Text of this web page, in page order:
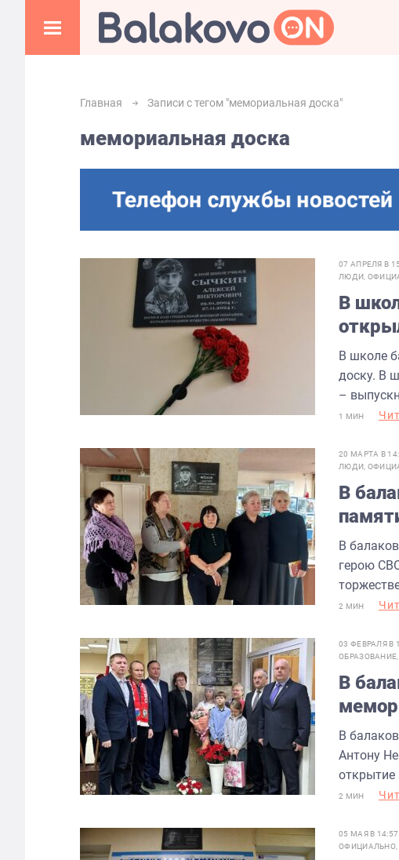
Главная Записи с тегом "мемориальная доска"
мемориальная доска
07 АПРЕЛЯ В
ЛЮДИ
В
В школе
доску. В
–
1 МИН
20 МАРТА В
ЛЮДИ
В
В
герою
2 МИН
03 ФЕВРАЛЯ В
ОБРАЗОВАНИЕ
В
В
Антону
2 МИН
05 МАЯ В
ОФИЦИАЛЬНО